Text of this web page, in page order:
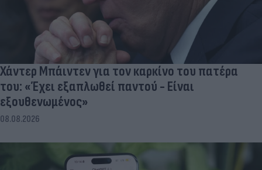
Χάντερ Μπάιντεν για τον καρκίνο του πατέρα
του: «Έχει εξαπλωθεί παντού - Είναι
εξουθενωμένος»
08.08.2026